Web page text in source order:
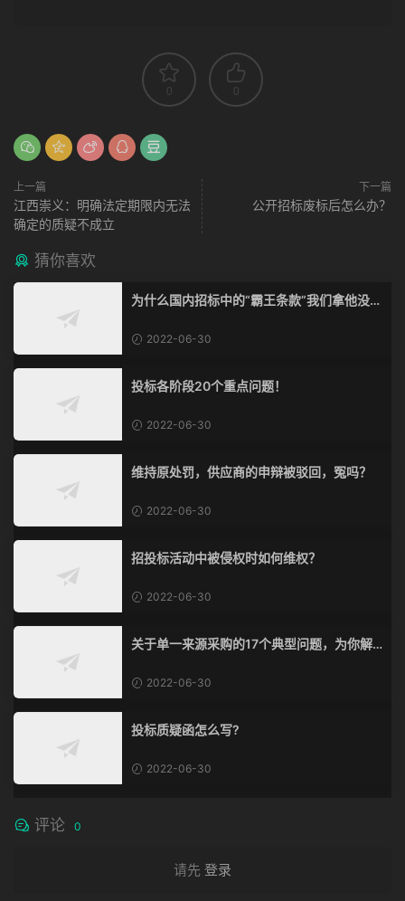
0 0
上一篇
江西崇义：明确法定期限内无法
确定的质疑不成立
下一篇
公开招标废标后怎么办？
猜你喜欢
为什么国内招标中的“霸王条款”我们拿他没脾
2022-06-30
投标各阶段20个重点问题！
2022-06-30
维持原处罚，供应商的申辩被驳回，冤吗？
2022-06-30
招投标活动中被侵权时如何维权？
2022-06-30
关于单一来源采购的17个典型问题，为你解
2022-06-30
投标质疑函怎么写?
2022-06-30
评论 0
请先 登录